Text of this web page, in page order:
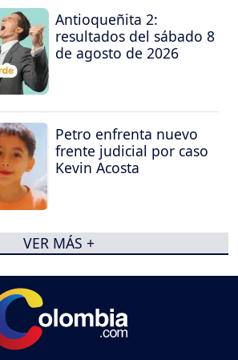
Antioqueñita 2:
resultados del sábado 8
de agosto de 2026
Petro enfrenta nuevo
frente judicial por caso
Kevin Acosta
VER MÁS +